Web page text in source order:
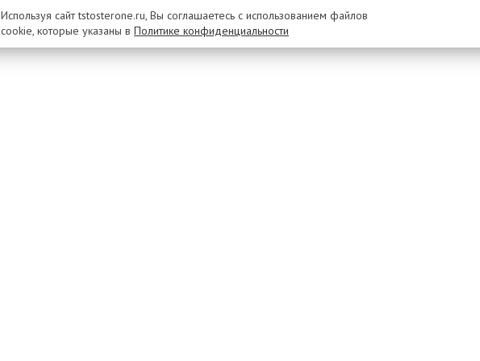
Используя сайт tstosterone.ru, Вы соглашаетесь с использованием файлов
cookie, которые указаны в Политике конфиденциальности